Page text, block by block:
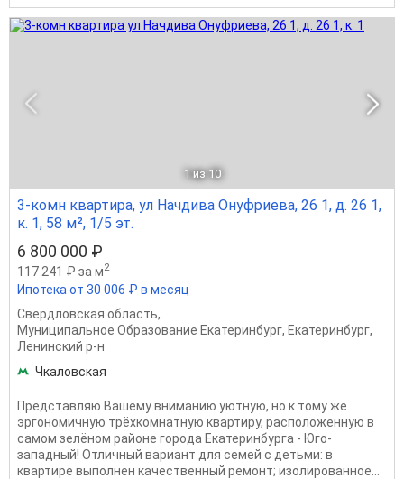
1 из 10
3-комн квартира, ул Начдива Онуфриева, 26 1, д. 26 1,
к. 1, 58 м², 1/5 эт.
6 800 000 ₽
117 241 ₽ за м2
Ипотека от 30 006 ₽ в месяц
Свердловская область,
Муниципальное Образование Екатеринбург, Екатеринбург,
Ленинский р-н
Чкаловская
Представляю Вашему вниманию уютную, но к тому же
эргономичную трёхкомнатную квартиру, расположенную в
самом зелёном районе города Екатеринбурга - Юго-
западный! Отличный вариант для семей с детьми: в
квартире выполнен качественный ремонт; изолированное...